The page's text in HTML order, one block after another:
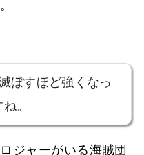
ぼすほど強くなっ
。
ジャーがいる海賊団